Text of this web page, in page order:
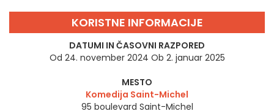
KORISTNE INFORMACIJE
DATUMI IN ČASOVNI RAZPORED
Od 24. november 2024 Ob 2. januar 2025
MESTO
Komedija Saint-Michel
95 boulevard Saint-Michel